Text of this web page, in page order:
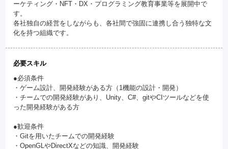
ーケティング・NFT・DX・プログラミング教育事業等を展開中で
す。
各社独自の経営をしながらも、各社間で強固に連携し合う独特な文
化を持つ組織です。
必要スキル
●必須条件
・ゲーム設計、開発経験がある方（1機能の設計・開発）
・チームでの開発経験があり、Unity、C#、gitやCIツールなどを使
った開発経験がある方
●歓迎条件
・Gitを用いたチームでの開発経験
・OpenGLやDirectXなどの知識、開発経験